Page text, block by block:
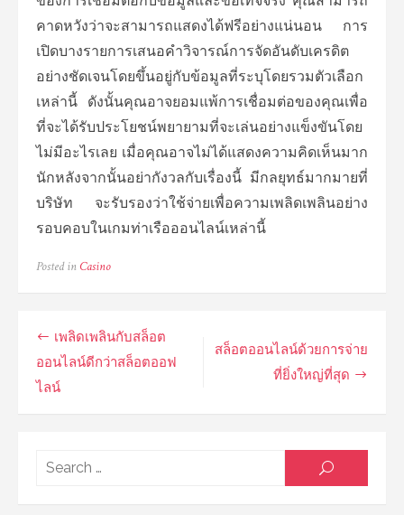
คาดหวังว่าจะสามารถแสดงได้ฟรีอย่างแน่นอน การ
เปิดบางรายการเสนอคำวิจารณ์การจัดอันดับเครดิต
อย่างชัดเจนโดยขึ้นอยู่กับข้อมูลที่ระบุโดยรวมตัวเลือก
เหล่านี้ ดังนั้นคุณอาจยอมแพ้การเชื่อมต่อของคุณเพื่อ
ที่จะได้รับประโยชน์พยายามที่จะเล่นอย่างแข็งขันโดย
ไม่มีอะไรเลย เมื่อคุณอาจไม่ได้แสดงความคิดเห็นมาก
นักหลังจากนั้นอย่ากังวลกับเรื่องนี้ มีกลยุทธ์มากมายที่
บริษัท จะรับรองว่าใช้จ่ายเพื่อความเพลิดเพลินอย่าง
รอบคอบในเกมท่าเรือออนไลน์เหล่านี้
Posted in Casino
Post
navigation
สล็อตออนไลน์ด้วยการจ่าย
ที่ยิ่งใหญ่ที่สุด
เพลิดเพลินกับสล็อต
ออนไลน์ดีกว่าสล็อตออฟ
ไลน์
SEARCH